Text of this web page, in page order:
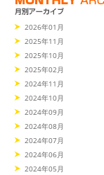
2026年01月
2025年11月
2025年10月
2025年02月
2024年11月
2024年10月
2024年09月
2024年08月
2024年07月
2024年06月
2024年05月